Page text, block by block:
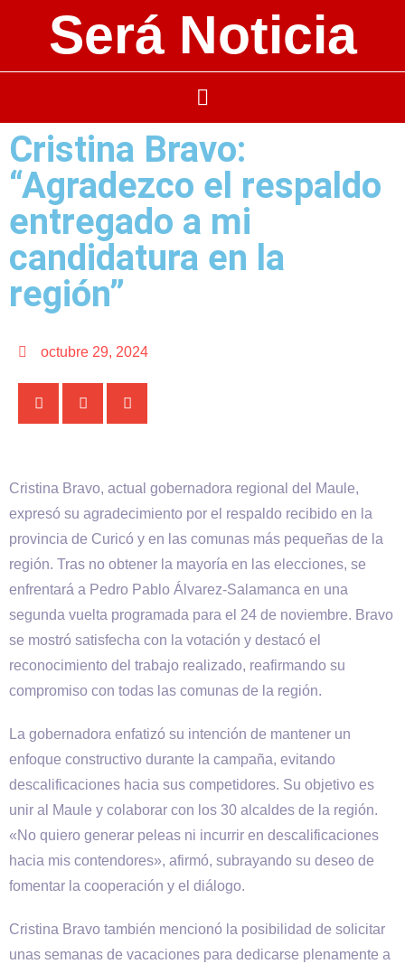
Será Noticia
Cristina Bravo:
“Agradezco el respaldo
entregado a mi
candidatura en la
región”
octubre 29, 2024
Cristina Bravo, actual gobernadora regional del Maule,
expresó su agradecimiento por el respaldo recibido en la
provincia de Curicó y en las comunas más pequeñas de la
región. Tras no obtener la mayoría en las elecciones, se
enfrentará a Pedro Pablo Álvarez-Salamanca en una
segunda vuelta programada para el 24 de noviembre. Bravo
se mostró satisfecha con la votación y destacó el
reconocimiento del trabajo realizado, reafirmando su
compromiso con todas las comunas de la región.
La gobernadora enfatizó su intención de mantener un
enfoque constructivo durante la campaña, evitando
descalificaciones hacia sus competidores. Su objetivo es
unir al Maule y colaborar con los 30 alcaldes de la región.
«No quiero generar peleas ni incurrir en descalificaciones
hacia mis contendores», afirmó, subrayando su deseo de
fomentar la cooperación y el diálogo.
Cristina Bravo también mencionó la posibilidad de solicitar
unas semanas de vacaciones para dedicarse plenamente a